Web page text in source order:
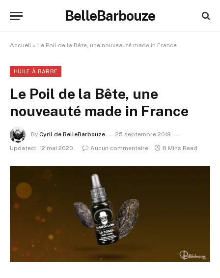
BelleBarbouze
Accueil » Le Poil de la Bête, une nouveauté made in France
HUILE À BARBE
Le Poil de la Bête, une
nouveauté made in France
By Cyril de BelleBarbouze
25 septembre 2019
Updated: 12 mai 2020 Aucun commentaire 8 Mins Read